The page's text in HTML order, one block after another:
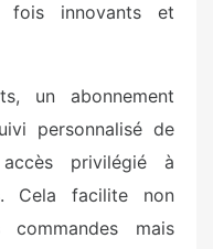
innovants et
un abonnement
personnalisé de
privilégié à
Cela facilite non
mais